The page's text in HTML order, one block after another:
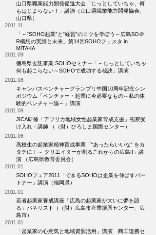
山口県職業能力開発促進大会「じっとしていちゃ、何
もはじまらない！」講演（山口県職業能力開発協会、
山口県）
2011.11
「～”SOHO起業”と”経営”のコツを学ぼう～広島SO＠
R構想の実績と未来」第14回SOHOフェスタ in
MITAKA
2011.09
徳島県委託事業 SOHOセミナー「～じっとしていちゃ
何も起こらない～SOHOで成功する秘訣」講演
2011.08
キャンパスベンチャーグランプリ中国10周年記念シン
ポジウム「ベンチャー・起業に今必要なもの～私の体
験的ベンチャー論～」講演
2011.08
JICA研修「アフリカ地域女性起業家育成支援」視察受
け入れ・講師 （（財）ひろしま国際センター）
2011.06
高校生の起業家精神育成事業「“あったらいいな” をカ
タチに！～ クリエイターが創るこれからの広島!!」講
演 （広島県教育委員会）
2011.01
SOHOフェア2011「できるSOHOは企業を伸ばすパー
トナー」講演（福岡県）
2011.01
若者起業家養成講座「広島の起業家が大いに夢を語
る」パネリスト（（財）広島市産業振興センター、広
島市）
2011.01
「起業家の心意気と地域資源活用」講演 商工連携セ